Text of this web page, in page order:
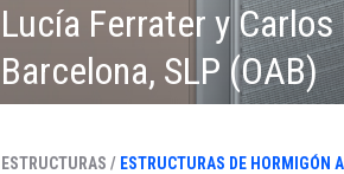
Lucía Ferrater y
Barcelona, SLP (OAB)
Grandes ventanales
ESTRUCTURAS / ESTRUCTURAS DE HORMIGÓN